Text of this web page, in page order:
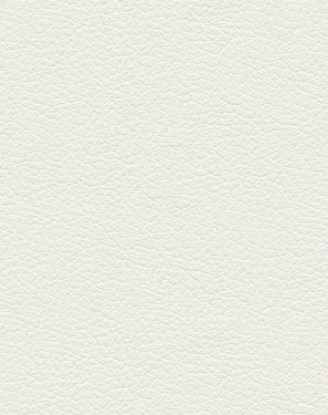
2025年10月17日放送
ヒレ焼き＆牛ひれ肉汁カ
レー
武蔵小路で人気の『ヒレ肉じゅ
んちゃん』へ。『銀ハイ』で乾
杯！ブ...
2025年9月26日放送
フォンダンエッグ＆二郎
系にんにくパスタ
北区麻生田の人気店『多酒多菜
満月』へ。『しろ』水割で乾
杯！出...
2025年9月5日放送
あくまのポテサラ＆変わ
り天ぷら盛り合わせ
武蔵小路の「たぬきと銀杏」で
自慢の「変わり天ぷら」を
「KAORU」...